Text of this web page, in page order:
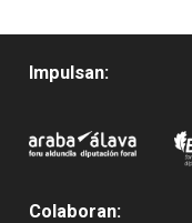
Impulsan:
Colaboran: